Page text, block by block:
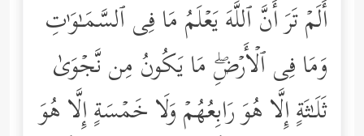
أَلَمۡ تَرَ أَنَّ ٱللَّهَ یَعۡلَمُ مَا فِی ٱلسَّمَـٰوَ ٰ⁠تِ
وَمَا فِی ٱلۡأَرۡضِۖ مَا یَكُونُ مِن نَّجۡوَىٰ
ثَلَـٰثَةٍ إِلَّا هُوَ رَابِعُهُمۡ وَلَا خَمۡسَةٍ إِلَّا هُوَ